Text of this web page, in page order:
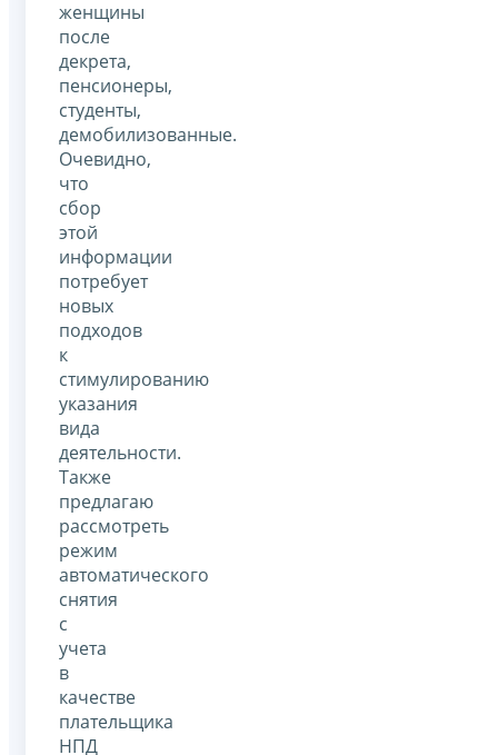
женщины
после
декрета,
пенсионеры,
студенты,
демобилизованные.
Очевидно,
что
сбор
этой
информации
потребует
новых
подходов
к
стимулированию
указания
вида
деятельности.
Также
предлагаю
рассмотреть
режим
автоматического
снятия
с
учета
в
качестве
плательщика
НПД